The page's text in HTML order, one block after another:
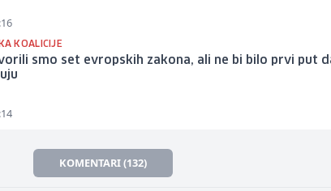
KOALICIJE
smo set evropskih zakona, ali ne bi bilo prvi put
KOMENTARI (132)